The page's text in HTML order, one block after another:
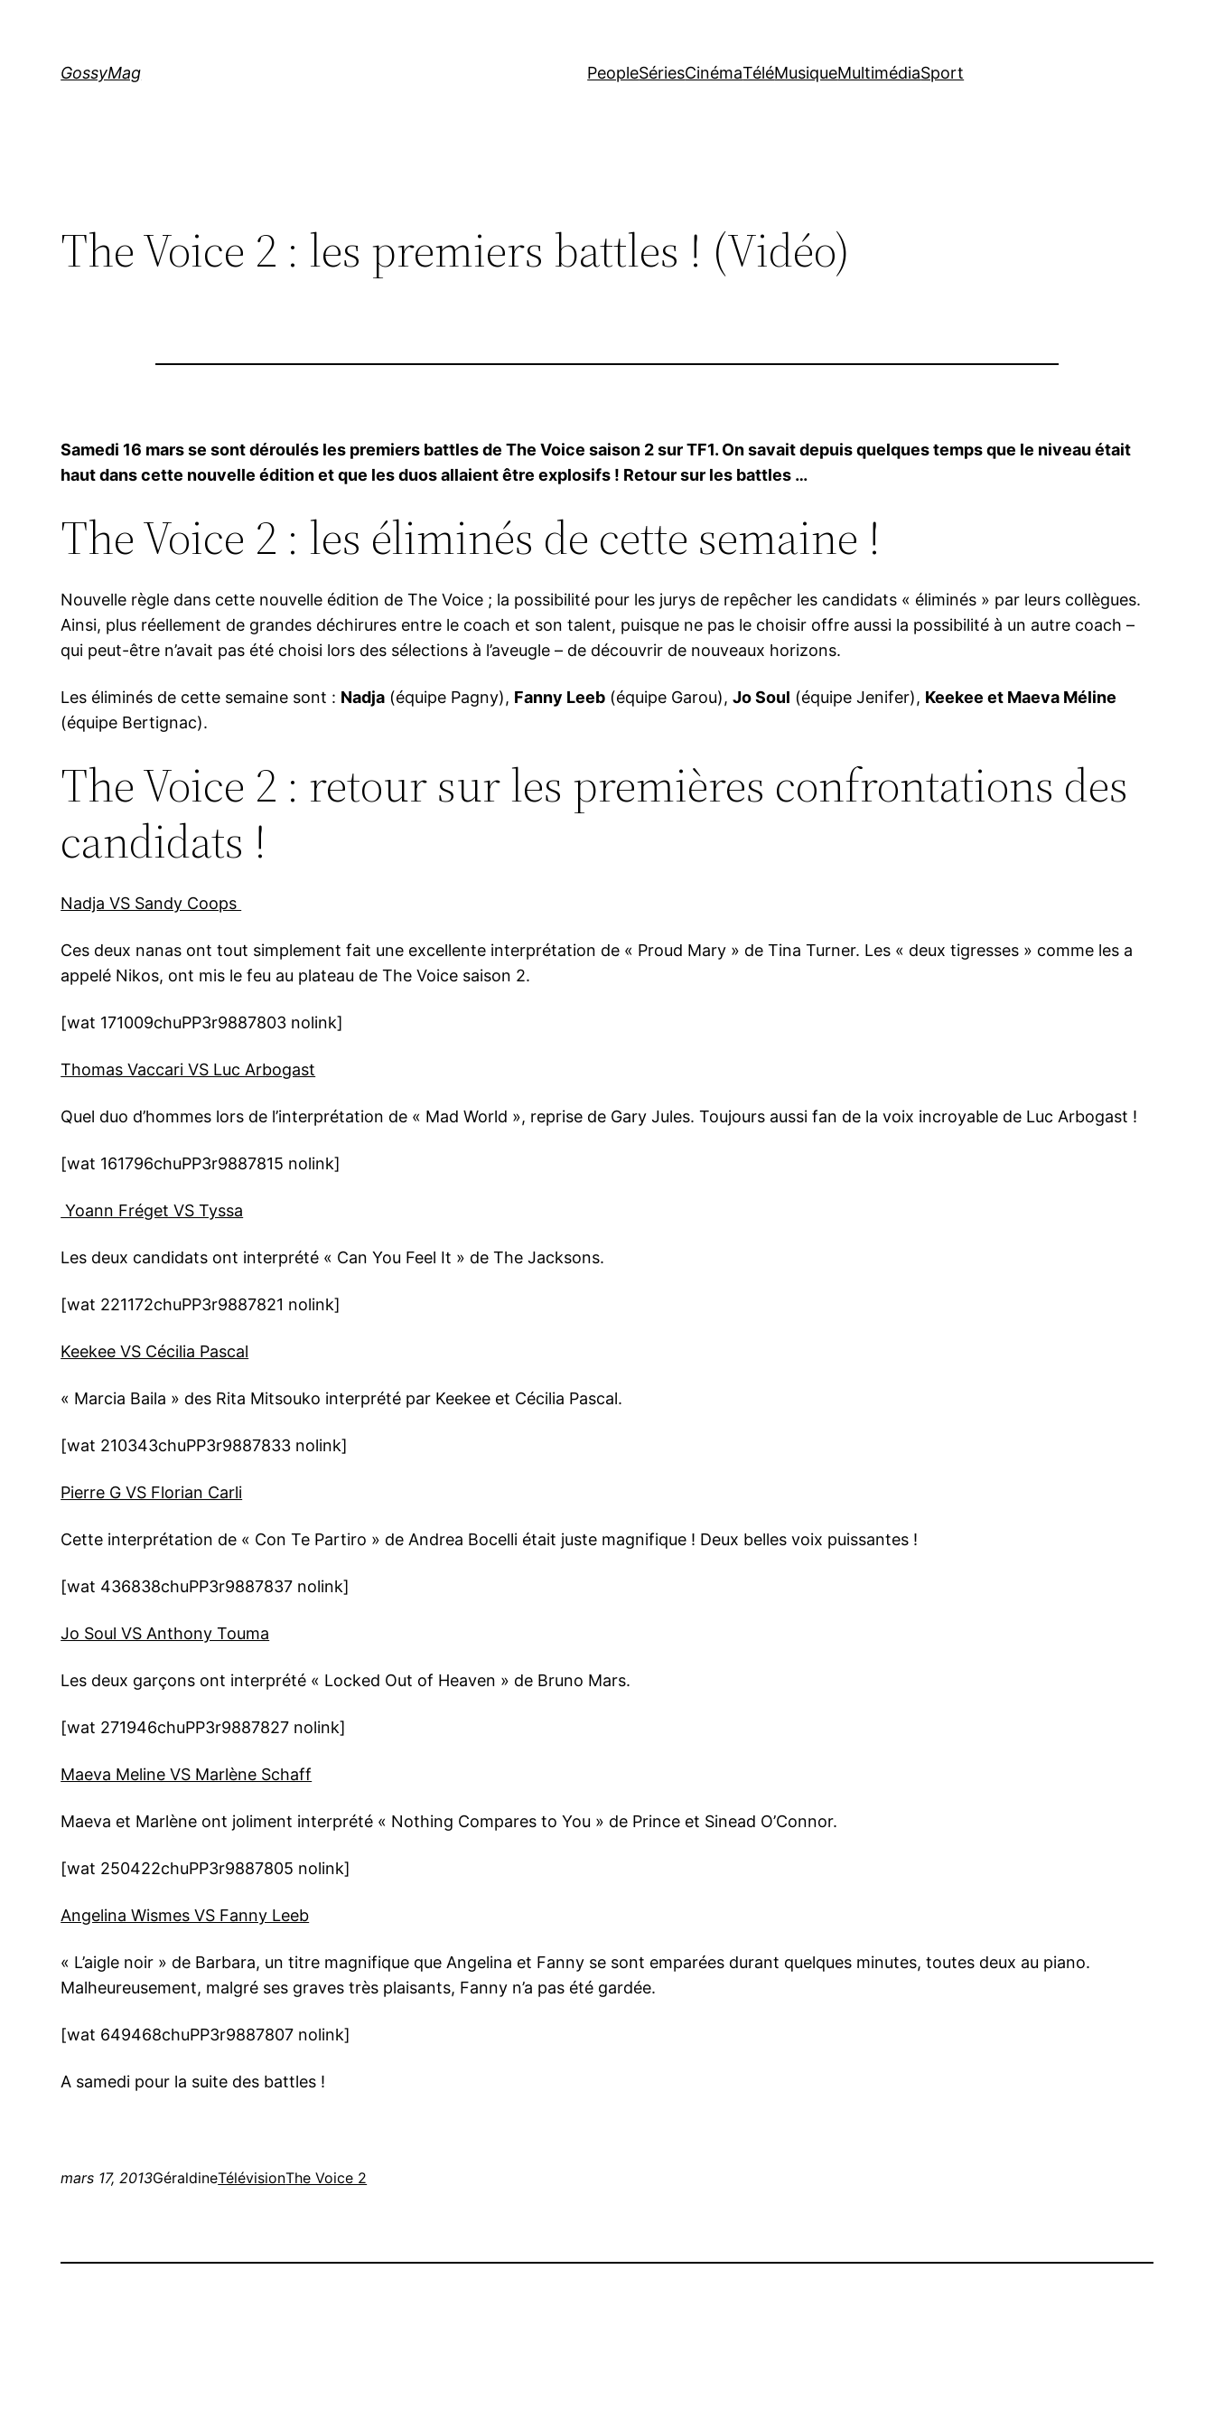
GossyMag PeopleSériesCinémaTéléMusiqueMultimédiaSport
The Voice 2 : les premiers battles ! (Vidéo)
Samedi 16 mars se sont déroulés les premiers battles de The Voice saison 2 sur TF1. On savait depuis quelques temps que le niveau était
haut dans cette nouvelle édition et que les duos allaient être explosifs ! Retour sur les battles …
The Voice 2 : les éliminés de cette semaine !
Nouvelle règle dans cette nouvelle édition de The Voice ; la possibilité pour les jurys de repêcher les candidats « éliminés » par leurs collègues.
Ainsi, plus réellement de grandes déchirures entre le coach et son talent, puisque ne pas le choisir offre aussi la possibilité à un autre coach –
qui peut-être n’avait pas été choisi lors des sélections à l’aveugle – de découvrir de nouveaux horizons.
Les éliminés de cette semaine sont : Nadja (équipe Pagny), Fanny Leeb (équipe Garou),Jo Soul (équipe Jenifer), Keekee et Maeva Méline
(équipe Bertignac).
The Voice 2 : retour sur les premières confrontations des
candidats !
Nadja VS Sandy Coops
Ces deux nanas ont tout simplement fait une excellente interprétation de « Proud Mary » de Tina Turner. Les « deux tigresses » comme les a
appelé Nikos, ont mis le feu au plateau de The Voice saison 2.
[wat 171009chuPP3r9887803 nolink]
Thomas Vaccari VS Luc Arbogast
Quel duo d’hommes lors de l’interprétation de « Mad World », reprise de Gary Jules. Toujours aussi fan de la voix incroyable de Luc Arbogast !
[wat 161796chuPP3r9887815 nolink]
Yoann Fréget VS Tyssa
Les deux candidats ont interprété « Can You Feel It » de The Jacksons.
[wat 221172chuPP3r9887821 nolink]
Keekee VS Cécilia Pascal
« Marcia Baila » des Rita Mitsouko interprété par Keekee et Cécilia Pascal.
[wat 210343chuPP3r9887833 nolink]
Pierre G VS Florian Carli
Cette interprétation de « Con Te Partiro » de Andrea Bocelli était juste magnifique ! Deux belles voix puissantes !
[wat 436838chuPP3r9887837 nolink]
Jo Soul VS Anthony Touma
Les deux garçons ont interprété « Locked Out of Heaven » de Bruno Mars.
[wat 271946chuPP3r9887827 nolink]
Maeva Meline VS Marlène Schaff
Maeva et Marlène ont joliment interprété « Nothing Compares to You » de Prince et Sinead O’Connor.
[wat 250422chuPP3r9887805 nolink]
Angelina Wismes VS Fanny Leeb
« L’aigle noir » de Barbara, un titre magnifique que Angelina et Fanny se sont emparées durant quelques minutes, toutes deux au piano.
Malheureusement, malgré ses graves très plaisants, Fanny n’a pas été gardée.
[wat 649468chuPP3r9887807 nolink]
A samedi pour la suite des battles !
mars 17, 2013GéraldineTélévisionThe Voice 2